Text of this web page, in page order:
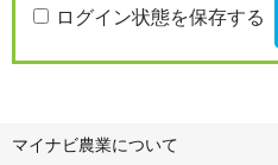
ログイン状態を保存する
マイナビ農業について